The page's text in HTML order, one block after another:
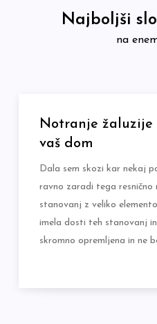
Najboljši
na
Notranje žaluzije
vaš dom
Dala sem skozi kar nekaj
ravno zaradi tega resnično
stanovanj z veliko
imela dosti teh stanovanj
skromno opremljena in ne